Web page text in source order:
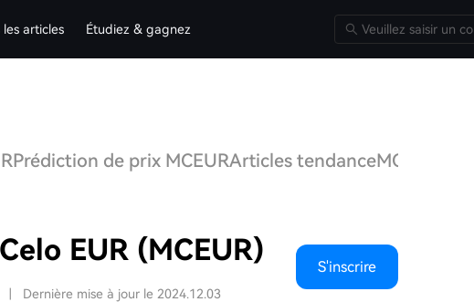
les articles Étudiez & gagnez
Prédiction de prix MCEURArticles tendanceMCEUR Q&A
EUR (MCEUR)
Dernière mise à jour le 2024.12.03
S'inscrire